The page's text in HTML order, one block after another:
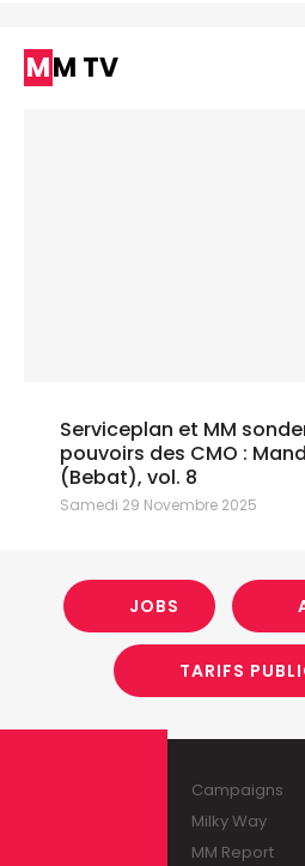
MM TV
Serviceplan et MM
pouvoirs des CMO :
(Bebat), vol. 8
Samedi 29 Novembre 2025
JOBS
TARIFS
Campaigns
Milky Way
MM Report